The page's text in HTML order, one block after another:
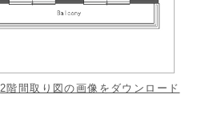
2階間取り図の画像をダウンロード